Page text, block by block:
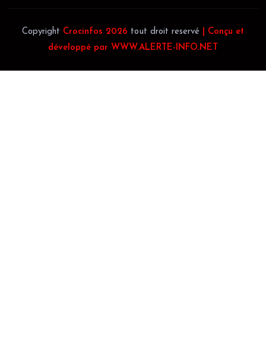
Copyright Crocinfos 2026 tout droit reservé
| Conçu et
développé par WWW.ALERTE-INFO.NET